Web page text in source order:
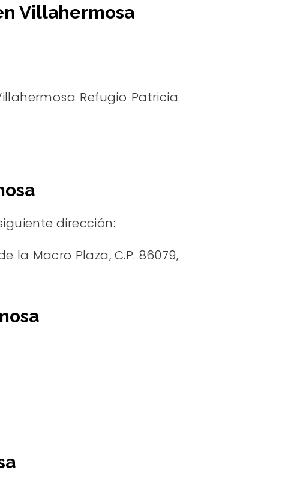
Villahermosa
Refugio Patricia
dirección:
la Macro Plaza, C.P. 86079,